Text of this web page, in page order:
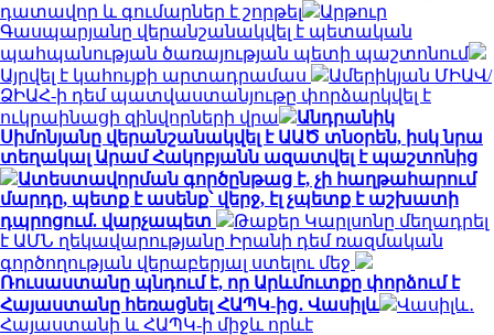
դատավոր և գումարներ է շորթել
Արթուր
Գասպարյանը վերանշանակվել է պետական
պահպանության ծառայության պետի պաշտոնում
Այրվել է կահույքի արտադրամաս
Ամերիկյան ՄԻԱՎ/
ՁԻԱՀ-ի դեմ պատվաստանյութը փորձարկվել է
ուկրաինացի զինվորների վրա
Անդրանիկ
Սիմոնյանը վերանշանակվել է ԱԱԾ տնօրեն, իսկ նրա
տեղակալ Արամ Հակոբյանն ազատվել է պաշտոնից
Ատեստավորման գործընթաց է, չի հաղթահարում
մարդը, պետք է ասենք՝ վերջ, էլ չպետք է աշխատի
դպրոցում. վարչապետ
Թաքեր Կարլսոնը մեղադրել
է ԱՄՆ ղեկավարությանը Իրանի դեմ ռազմական
գործողության վերաբերյալ ստելու մեջ
Ռուսաստանը պնդում է, որ Արևմուտքը փորձում է
Հայաստանը հեռացնել ՀԱՊԿ-ից․ Վասիլև
Վասիլև․
Հայաստանի և ՀԱՊԿ-ի միջև որևէ